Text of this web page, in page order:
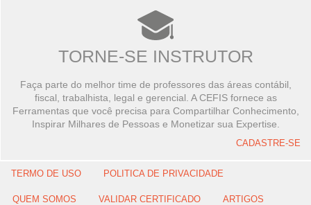
TORNE-SE INSTRUTOR
Faça parte do melhor time de professores das áreas contábil,
fiscal, trabalhista, legal e gerencial. A CEFIS fornece as
Ferramentas que você precisa para Compartilhar Conhecimento,
Inspirar Milhares de Pessoas e Monetizar sua Expertise.
CADASTRE-SE
TERMO DE USO POLITICA DE PRIVACIDADE
QUEM SOMOS VALIDAR CERTIFICADO ARTIGOS